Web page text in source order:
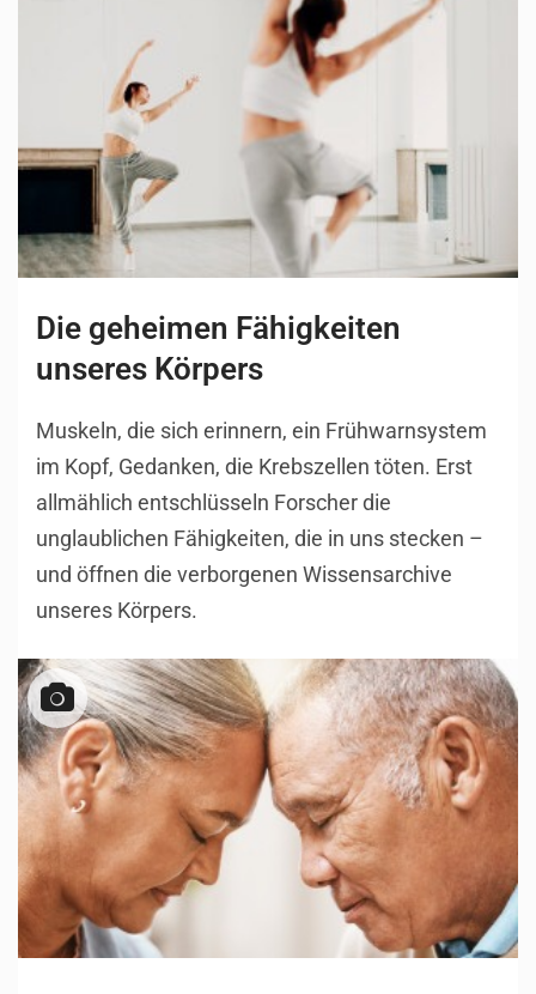
Die geheimen Fähigkeiten
unseres Körpers
Muskeln, die sich erinnern, ein Frühwarnsystem
im Kopf, Gedanken, die Krebszellen töten. Erst
allmählich entschlüsseln Forscher die
unglaublichen Fähigkeiten, die in uns stecken –
und öffnen die verborgenen Wissensarchive
unseres Körpers.